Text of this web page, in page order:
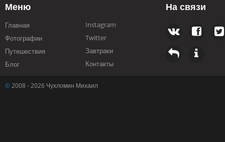
Меню
Главная
Фотографии
Путешествия
Блог
Instagram
Twitter
Завтраки
Контакты
На связи
© 2008 - 2026 Чухломин Михаил